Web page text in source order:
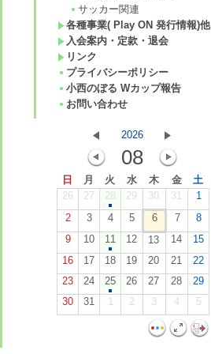
サッカー関連
各種事業( Play ON 発行情報)他
入会案内・定款・退会
リンク
プライバシーポリシー
小西のぼる Wカップ報告
お問い合わせ
2026
08
日 月 火 水 木 金
土
26
27 28 29 30 31
1
2
3 4 5 6 7
8
9
10 11 12 13 14
15
16
17 18 19 20 21
22
23
24 25 26 27 28
29
30
31 1 2 3 4 5